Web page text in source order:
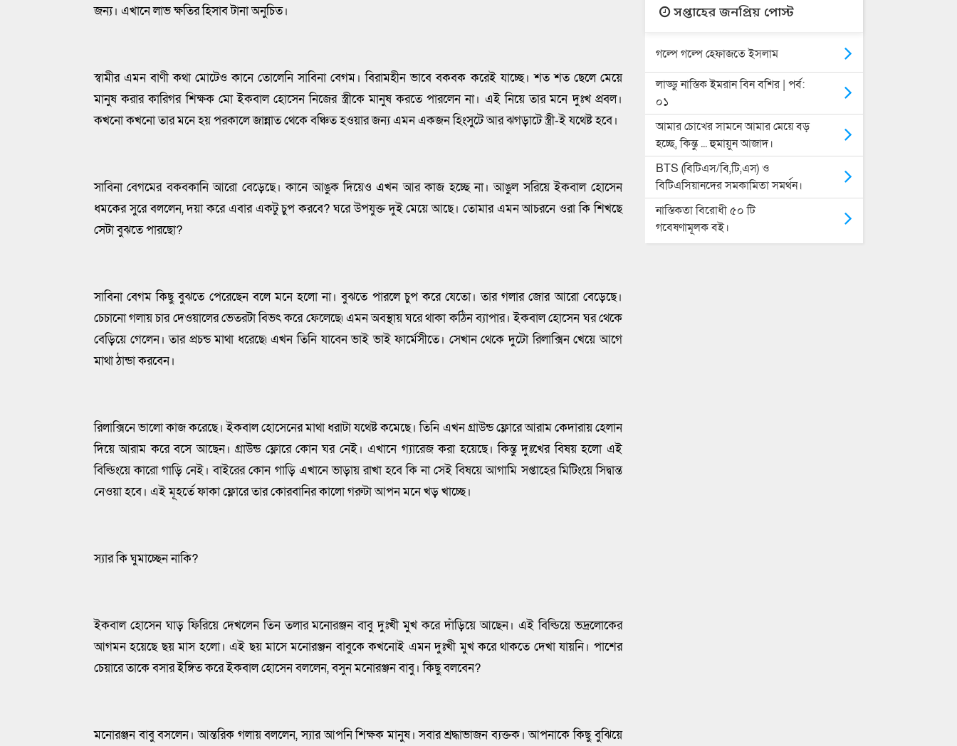
জন্য। এখানে লাভ ক্ষতির হিসাব টানা অনুচিত।
স্বামীর এমন বাণী কথা মোটেও কানে তোলেনি সাবিনা বেগম। বিরামহীন ভাবে বকবক করেই যাচ্ছে। শত শত ছেলে মেয়ে
মানুষ করার কারিগর শিক্ষক মো ইকবাল হোসেন নিজের স্ত্রীকে মানুষ করতে পারলেন না। এই নিয়ে তার মনে দুঃখ প্রবল।
কখনো কখনো তার মনে হয় পরকালে জান্নাত থেকে বঞ্চিত হওয়ার জন্য এমন একজন হিংসুটে আর ঝগড়াটে স্ত্রী-ই যথেষ্ট হবে।
সাবিনা বেগমের বকবকানি আরো বেড়েছে। কানে আঙুক দিয়েও এখন আর কাজ হচ্ছে না। আঙুল সরিয়ে ইকবাল হোসেন
ধমকের সুরে বললেন, দয়া করে এবার একটু চুপ করবে? ঘরে উপযুক্ত দুই মেয়ে আছে। তোমার এমন আচরনে ওরা কি শিখছে
সেটা বুঝতে পারছো?
সাবিনা বেগম কিছু বুঝতে পেরেছেন বলে মনে হলো না। বুঝতে পারলে চুপ করে যেতো। তার গলার জোর আরো বেড়েছে।
চেচানো গলায় চার দেওয়ালের ভেতরটা বিভৎ করে ফেলেছে৷ এমন অবস্থায় ঘরে থাকা কঠিন ব্যাপার। ইকবাল হোসেন ঘর থেকে
বেড়িয়ে গেলেন। তার প্রচন্ড মাথা ধরেছে৷ এখন তিনি যাবেন ভাই ভাই ফার্মেসীতে। সেখান থেকে দুটো রিলাক্সিন খেয়ে আগে
মাথা ঠান্ডা করবেন।
রিলাক্সিনে ভালো কাজ করেছে। ইকবাল হোসেনের মাথা ধরাটা যথেষ্ট কমেছে। তিনি এখন গ্রাউন্ড ফ্লোরে আরাম কেদারায় হেলান
দিয়ে আরাম করে বসে আছেন। গ্রাউন্ড ফ্লোরে কোন ঘর নেই। এখানে গ্যারেজ করা হয়েছে। কিন্তু দুঃখের বিষয় হলো এই
বিল্ডিংয়ে কারো গাড়ি নেই। বাইরের কোন গাড়ি এখানে ভাড়ায় রাখা হবে কি না সেই বিষয়ে আগামি সপ্তাহের মিটিংয়ে সিদ্বান্ত
নেওয়া হবে। এই মূহর্তে ফাকা ফ্লোরে তার কোরবানির কালো গরুটা আপন মনে খড় খাচ্ছে।
স্যার কি ঘুমাচ্ছেন নাকি?
ইকবাল হোসেন ঘাড় ফিরিয়ে দেখলেন তিন তলার মনোরঞ্জন বাবু দুঃখী মুখ করে দাঁড়িয়ে আছেন। এই বিল্ডিয়ে ভদ্রলোকের
আগমন হয়েছে ছয় মাস হলো। এই ছয় মাসে মনোরঞ্জন বাবুকে কখনোই এমন দুঃখী মুখ করে থাকতে দেখা যায়নি। পাশের
চেয়ারে তাকে বসার ইঙ্গিত করে ইকবাল হোসেন বললেন, বসুন মনোরঞ্জন বাবু। কিছু বলবেন?
মনোরঞ্জন বাবু বসলেন। আন্তরিক গলায় বললেন, স্যার আপনি শিক্ষক মানুষ। সবার শ্রদ্ধাভাজন ব্যক্তক। আপনাকে কিছু বুঝিয়ে
সপ্তাহের জনপ্রিয় পোস্ট
গল্পে গল্পে হেফাজতে ইসলাম
লাড্ডু নাস্তিক ইমরান বিন বশির | পর্ব:
০১
আমার চোখের সামনে আমার মেয়ে বড়
হচ্ছে, কিন্তু ... হুমায়ুন আজাদ।
BTS (বিটিএস/বি,টি,এস) ও
বিটিএসিয়ানদের সমকামিতা সমর্থন।
নাস্তিকতা বিরোধী ৫০ টি
গবেষণামূলক বই।